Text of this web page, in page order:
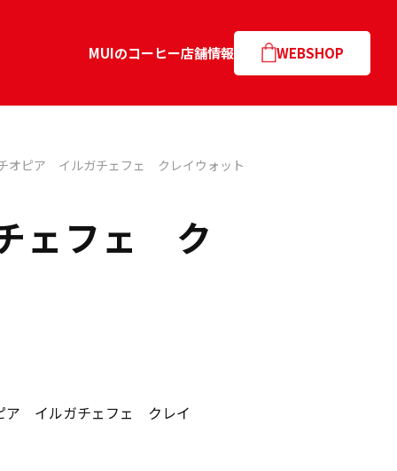
MUIのコーヒー店舗情報 WEBSHOP
オピア イルガチェフェ クレイウォット
ェフェ ク
ア イルガチェフェ クレイ